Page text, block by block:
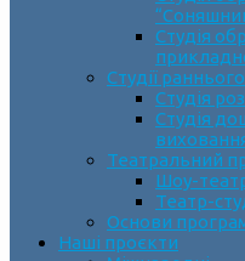
Студія
Студії
Студія
Студія
Театральний
Шоу-
Театр-
Основи
Наші проєкти